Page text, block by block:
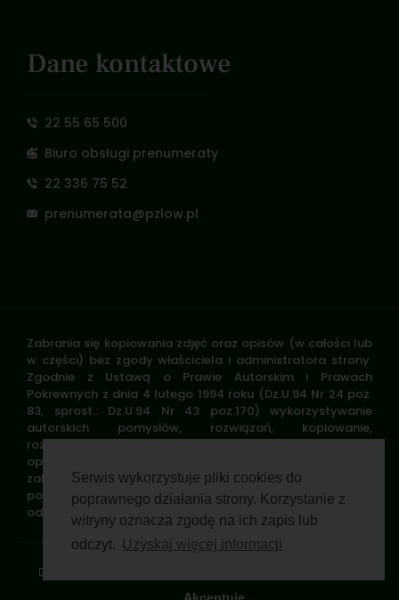
Serwis wykorzystuje pliki cookies do
poprawnego działania strony. Korzystanie z
witryny oznacza zgodę na ich zapis lub
odczyt.
Uzyskaj więcej informacji
Dane kontaktowe
22 55 65 500
Biuro obsługi prenumeraty
22 336 75 52
prenumerata@pzlow.pl
Zabrania się kopiowania zdjęć oraz opisów (w całości lub
w części) bez zgody właściciela i administratora strony.
Zgodnie z Ustawą o Prawie Autorskim i Prawach
Pokrewnych z dnia 4 lutego 1994 roku (Dz.U.94 Nr 24 poz.
83, sprost.: Dz.U.94 Nr 43 poz.170) wykorzystywanie
autorskich pomysłów, rozwiązań, kopiowanie,
rozpowszechnianie zdjęć, fragmentów grafiki, tekstów
opisów w celach zarobkowych, bez zezwolenia autora jest
zabronione i stanowi naruszenie praw autorskich oraz
podlega karze. Znaki towarowe i graficzne są własnością
odpowiednich firm i/lub instytucji.